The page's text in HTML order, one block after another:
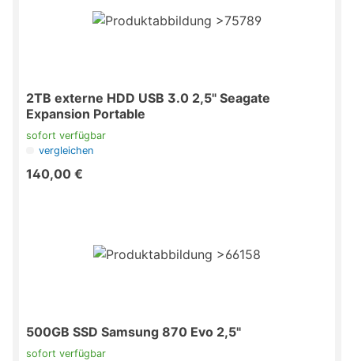
2TB externe HDD USB 3.0 2,5" Seagate
Expansion Portable
sofort verfügbar
vergleichen
140,00 €
500GB SSD Samsung 870 Evo 2,5"
sofort verfügbar